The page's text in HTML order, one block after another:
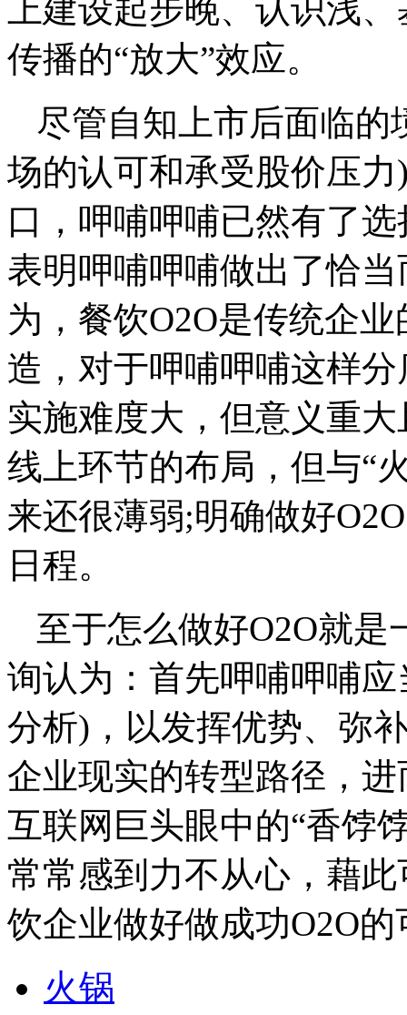
上建设起步晚、认识浅
传播的“放大”效应。
尽管自知上市后面临的
场的认可和承受股价压
口，呷哺呷哺已然有了
表明呷哺呷哺做出了恰
为，餐饮O2O是传统企
造，对于呷哺呷哺这样
实施难度大，但意义重
线上环节的布局，但与“
来还很薄弱;明确做好
日程。
至于怎么做好O2O就
询认为：首先呷哺呷哺
分析)，以发挥优势、弥
企业现实的转型路径，
互联网巨头眼中的“香饽
常常感到力不从心，藉
饮企业做好做成功O2O
火锅